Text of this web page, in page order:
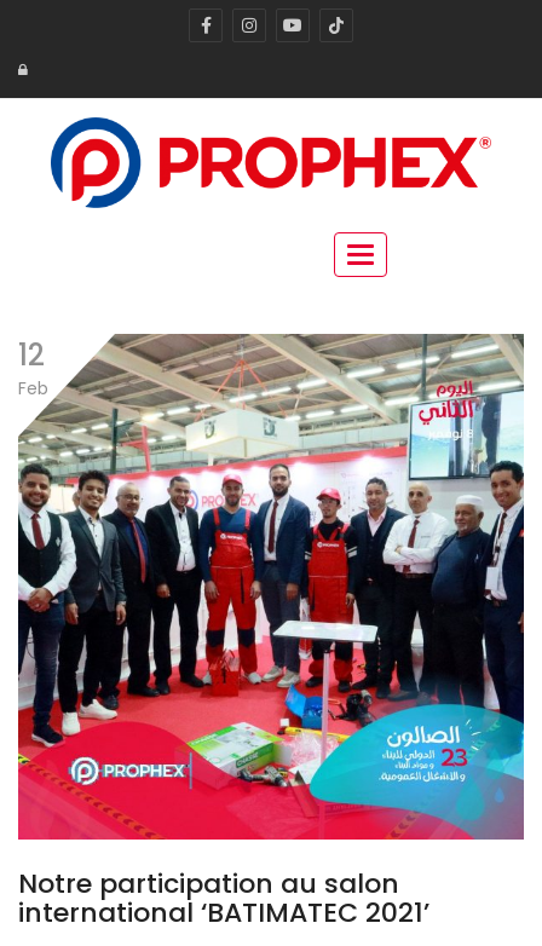
Toggle navigation
12
Feb
Notre participation au salon
international ‘BATIMATEC 2021’